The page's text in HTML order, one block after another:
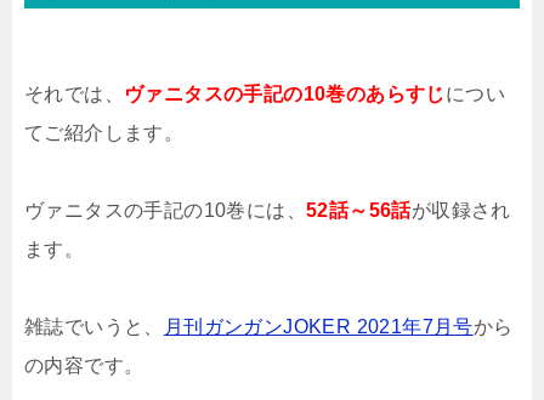
それでは、 ヴァニタスの手記の10巻のあらすじについ
てご紹介します。
ヴァニタスの手記の10巻には、 52話～56話が収録され
ます。
雑誌でいうと、 月刊ガンガンJOKER 2021年7月号から
の内容です。